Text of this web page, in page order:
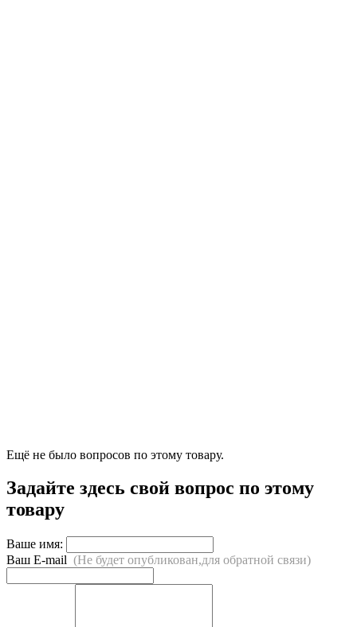
Ещё не было вопросов по этому товару.
Задайте здесь свой вопрос по этому
товару
Ваше имя:
Ваш E-mail (Не будет опубликован,для обратной связи)